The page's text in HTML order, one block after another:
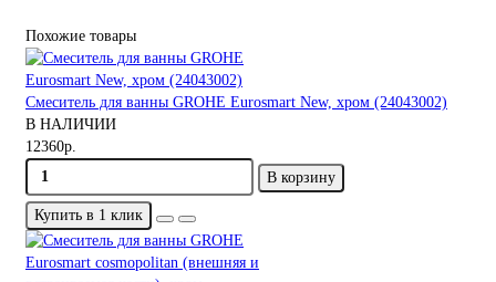
Похожие товары
Смеситель для ванны GROHE Eurosmart New, хром (24043002)
В НАЛИЧИИ
12360р.
В корзину
Купить в 1 клик